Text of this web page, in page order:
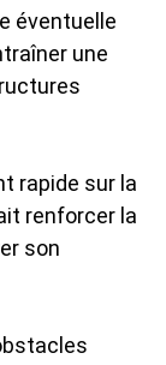
éventuelle
une
rapide sur la
renforcer la
son